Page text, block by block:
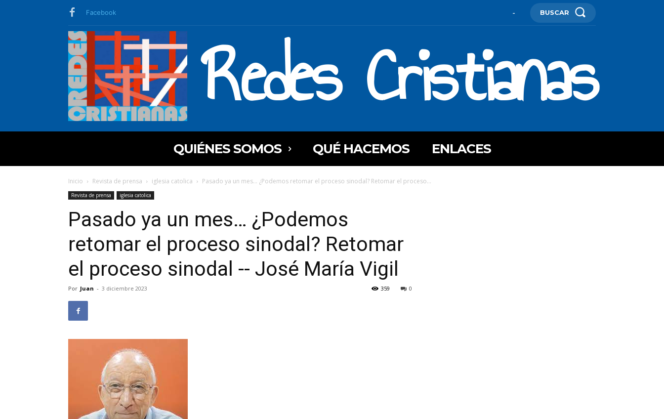
Facebook - BUSCAR
Redes Cristianas
QUIÉNES SOMOS QUÉ HACEMOS ENLACES
Inicio Revista de prensa iglesia catolica Pasado ya un mes… ¿Podemos retomar el proceso sinodal? Retomar el proceso...
Revista de prensa iglesia catolica
Pasado ya un mes… ¿Podemos
retomar el proceso sinodal? Retomar
el proceso sinodal -- José María Vigil
Por Juan - 3 diciembre 2023 0
359